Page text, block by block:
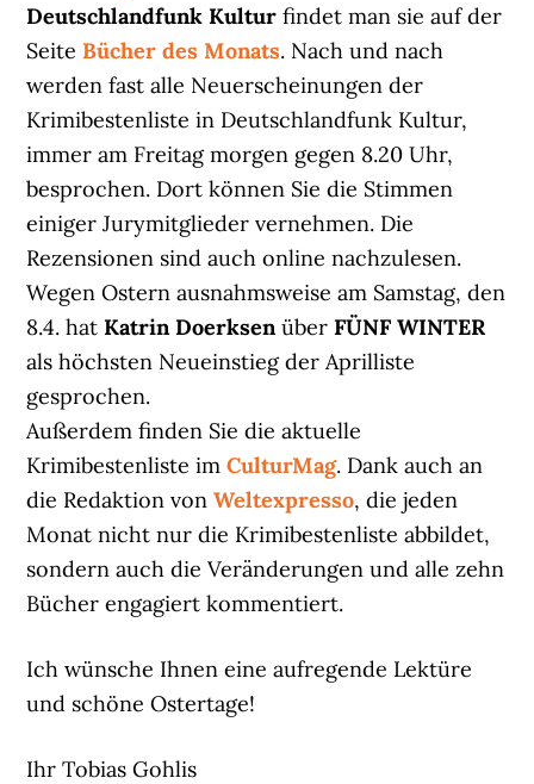
Deutschlandfunk Kultur findet man sie auf der
Seite Bücher des Monats. Nach und nach
werden fast alle Neuerscheinungen der
Krimibestenliste in Deutschlandfunk Kultur,
immer am Freitag morgen gegen 8.20 Uhr,
besprochen. Dort können Sie die Stimmen
einiger Jurymitglieder vernehmen. Die
Rezensionen sind auch online nachzulesen.
Wegen Ostern ausnahmsweise am Samstag, den
8.4. hatKatrin DoerksenüberFÜNF WINTER
als höchsten Neueinstieg der Aprilliste
gesprochen.
Außerdem finden Sie die aktuelle
Krimibestenliste imCulturMag. Dank auch an
die Redaktion vonWeltexpresso, die jeden
Monat nicht nur die Krimibestenliste abbildet,
sondern auch die Veränderungen und alle zehn
Bücher engagiert kommentiert.
Ich wünsche Ihnen eine aufregende Lektüre
und schöne Ostertage!
Ihr Tobias Gohlis